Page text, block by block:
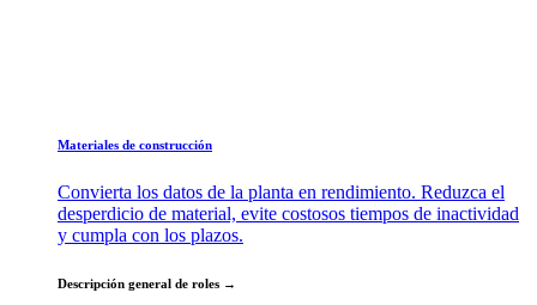
Materiales de construcción
Convierta los datos de la planta en rendimiento. Reduzca el
desperdicio de material, evite costosos tiempos de inactividad
y cumpla con los plazos.
Descripción general de roles →